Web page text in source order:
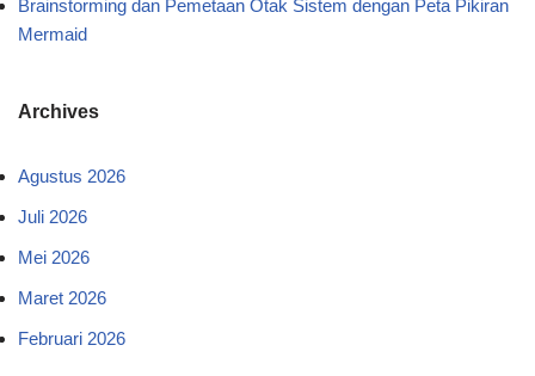
Brainstorming dan Pemetaan Otak Sistem dengan Peta Pikiran
Mermaid
Archives
Agustus 2026
Juli 2026
Mei 2026
Maret 2026
Februari 2026